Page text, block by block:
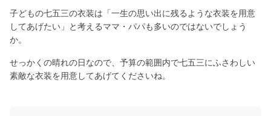
子どもの七五三の衣装は「一生の思い出に残るような衣装を用意
してあげたい」と考えるママ・パパも多いのではないでしょう
か。
せっかくの晴れの日なので、予算の範囲内で七五三にふさわしい
素敵な衣装を用意してあげてくださいね。